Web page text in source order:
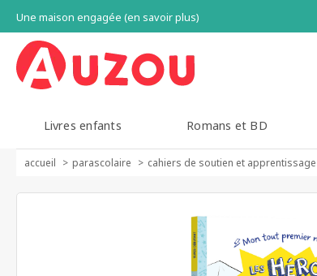
Une maison engagée (en savoir plus)
Livres enfants Romans et BD
accueil parascolaire cahiers de soutien et apprentissage